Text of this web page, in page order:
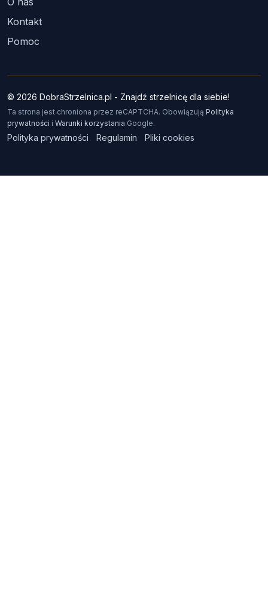
Kontakt
Pomoc
© 2026 DobraStrzelnica.pl - Znajdź strzelnicę dla siebie!
Ta strona jest chroniona przez reCAPTCHA. Obowiązują Polityka
prywatności i Warunki korzystania Google.
Polityka prywatności Regulamin Pliki cookies